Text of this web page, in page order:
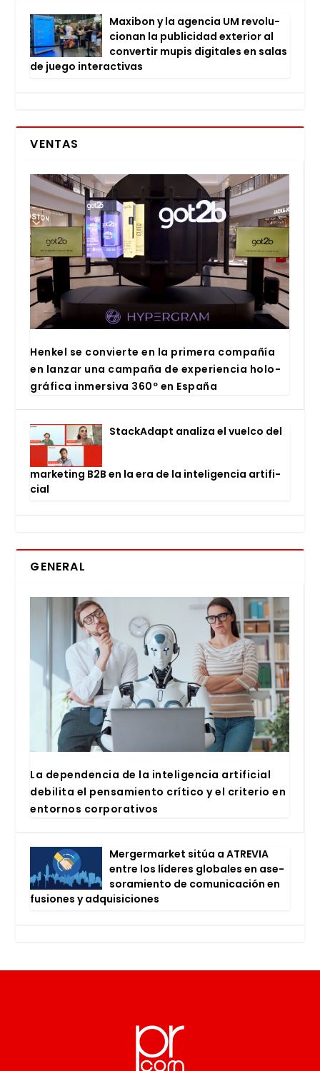
Maxi­bon y la agen­cia UM revo­lu­
cio­nan la publi­ci­dad exte­rior al
con­ver­tir mupis digi­ta­les en salas
de jue­go inter­ac­ti­vas
VENTAS
Hen­kel se con­vier­te en la pri­me­ra com­pa­ñía
en lan­zar una cam­pa­ña de expe­rien­cia holo­
grá­fi­ca inmer­si­va 360º en Espa­ña
Stac­kA­dapt ana­li­za el vuel­co del
mar­ke­ting B2B en la era de la inte­li­gen­cia arti­fi­
cial
GENERAL
La depen­den­cia de la inte­li­gen­cia arti­fi­cial
debi­li­ta el pen­sa­mien­to crí­ti­co y el cri­te­rio en
entor­nos cor­po­ra­ti­vos
Mer­ger­mar­ket sitúa a ATRE­VIA
entre los líde­res glo­ba­les en ase­
so­ra­mien­to de comu­ni­ca­ción en
fusio­nes y adqui­si­cio­nes